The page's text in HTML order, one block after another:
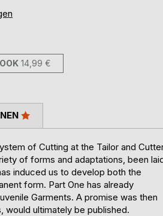
14,99 €
of Cutting at the Tailor and
of forms and adaptations, been
induced us to develop both the
form. Part One has already
Garments. A promise was then
would ultimately be published.